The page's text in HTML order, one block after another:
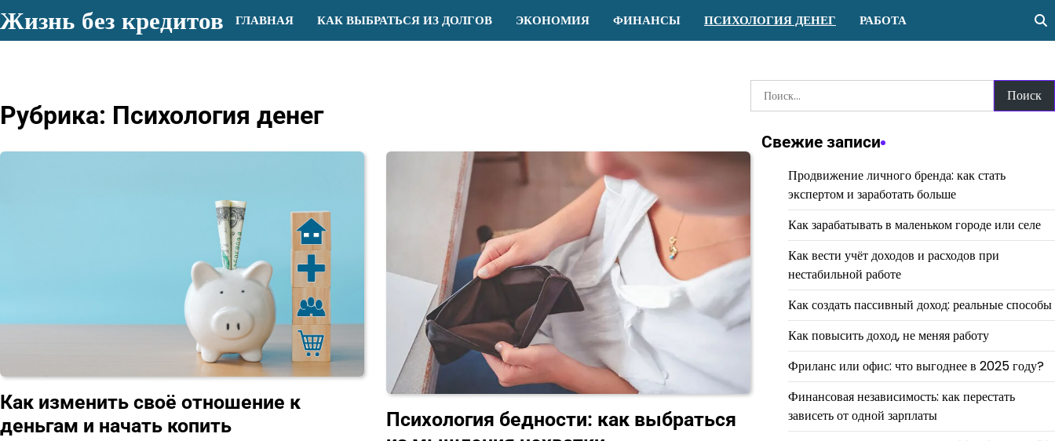
к
содержимому
Жизнь без кредитов ГЛАВНАЯ КАК ВЫБРАТЬСЯ ИЗ ДОЛГОВ ЭКОНОМИЯ ФИНАНСЫ ПСИХОЛОГИЯ ДЕНЕГ РАБОТА
Рубрика: Психология денег
Как изменить своё отношение к
деньгам и начать копить
Психология бедности: как выбраться
Найти:
Свежие записи
Продвижение личного бренда: как стать
экспертом и заработать больше
Как зарабатывать в маленьком городе или селе
Как вести учёт доходов и расходов при
нестабильной работе
Как создать пассивный доход: реальные способы
Как повысить доход, не меняя работу
Фриланс или офис: что выгоднее в 2025 году?
Финансовая независимость: как перестать
зависеть от одной зарплаты